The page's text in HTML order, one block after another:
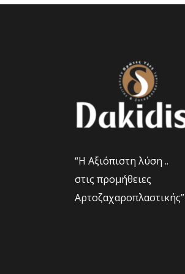
“Η Αξιόπιστη λύση ..
στις προμήθειες
Αρτοζαχαροπλαστικής”